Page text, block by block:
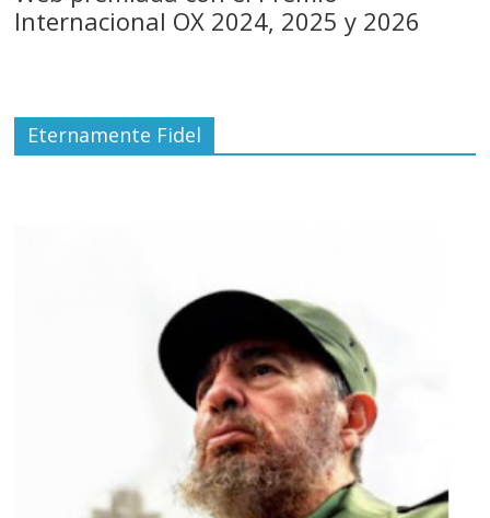
Internacional OX 2024, 2025 y 2026
Eternamente Fidel